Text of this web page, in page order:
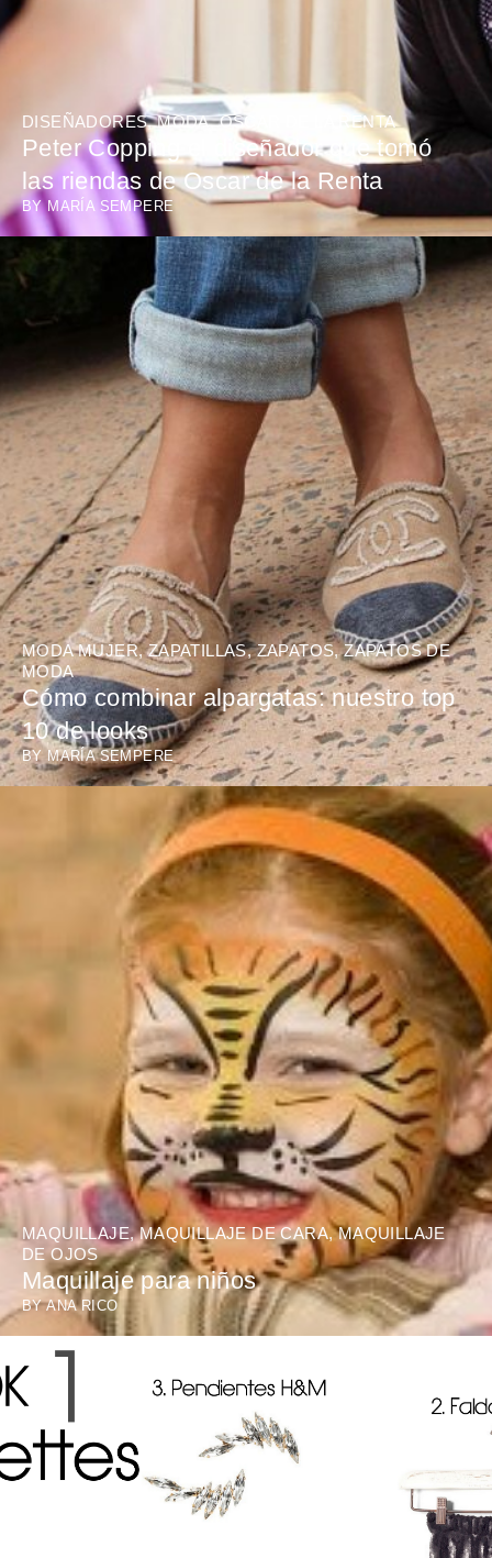
DISEÑADORES,MODA,OSCAR DE LA RENTA
Peter Copping el diseñador que tomó
las riendas de Oscar de la Renta
BYMARÍA SEMPERE
MODA MUJER,ZAPATILLAS,ZAPATOS,ZAPATOS DE
MODA
Cómo combinar alpargatas: nuestro top
10 de looks
BY MARÍA SEMPERE
MAQUILLAJE,MAQUILLAJE DE CARA,MAQUILLAJE
DE OJOS
Maquillaje para niños
BYANA RICO